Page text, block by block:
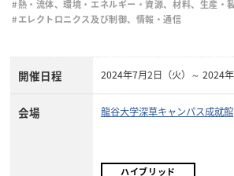
#熱・流体、環境・エネルギー・資源、材料、生産・
#エレクトロニクス及び制御、情報・通信
開催日程 2024年7月2日（火）～ 2024年
会場 龍谷大学深草キャンパス成就館
ハイブリッド